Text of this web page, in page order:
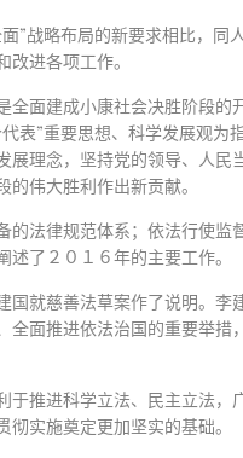
”战略布局的新要求相比，
进各项工作。
面建成小康社会决胜阶段
”重要思想、科学发展观为
理念，坚持党的领导、人
伟大胜利作出新贡献。
法律规范体系；依法行使
了２０１６年的主要工作。
就慈善法草案作了说明。
面推进依法治国的重要举
推进科学立法、民主立法
实施奠定更加坚实的基础。